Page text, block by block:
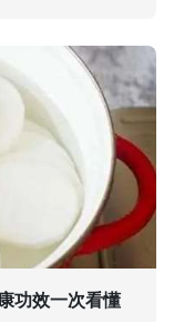
功效一次看懂